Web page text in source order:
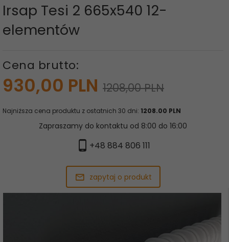
Irsap Tesi 2 665x540 12-
elementów
Cena brutto:
930,00 PLN 1208,00 PLN
Najniższa cena produktu z ostatnich 30 dni: 1208.00 PLN
Zapraszamy do kontaktu od 8:00 do 16:00
+48 884 806 111
zapytaj o produkt